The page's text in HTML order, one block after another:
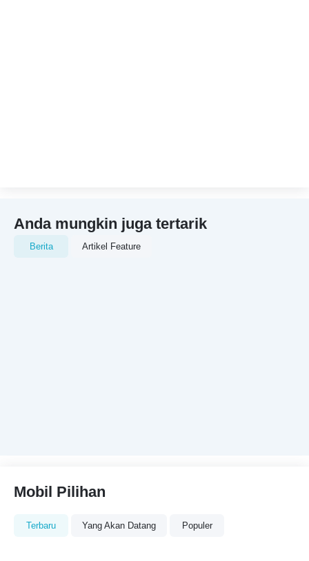
Anda mungkin juga tertarik
Berita Artikel Feature
Mobil Pilihan
Terbaru Yang Akan Datang Populer